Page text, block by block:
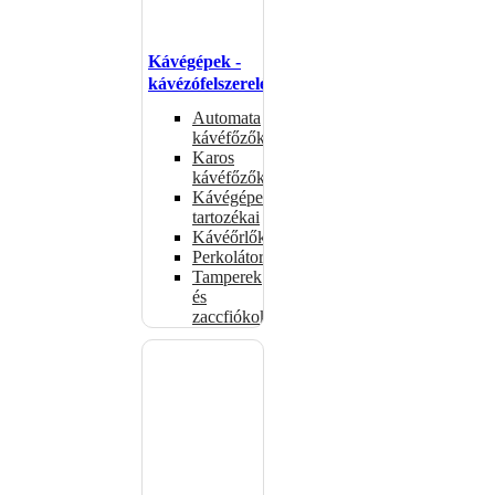
Kávégépek -
kávézófelszerelés
Automata
kávéfőzők
Karos
kávéfőzők
Kávégépek
tartozékai
Kávéőrlők
Perkolátorok
Tamperek
és
zaccfiókok